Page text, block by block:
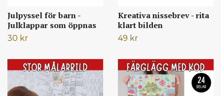
Julpyssel för barn -
Julklappar som öppnas
30 kr
Kreativa nissebrev - rita
klart bilden
49 kr